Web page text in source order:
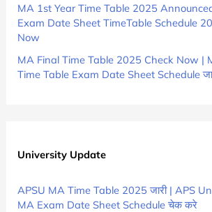
MA 1st Year Time Table 2025
Exam Date Sheet TimeTable Schedule
Now
MA Final Time Table 2025 Check Now |
Time Table Exam Date Sheet Schedule
University Update
APSU MA Time Table 2025 जारी | APS
MA Exam Date Sheet Schedule चेक करे